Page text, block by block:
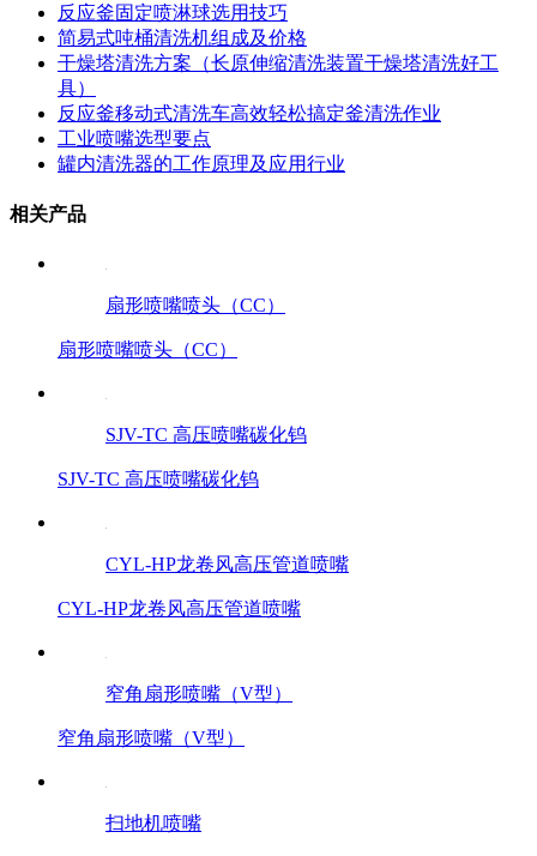
反应釜固定喷淋球选用技巧
简易式吨桶清洗机组成及价格
干燥塔清洗方案（长原伸缩清洗装置干燥塔清洗好工
具）
反应釜移动式清洗车高效轻松搞定釜清洗作业
工业喷嘴选型要点
罐内清洗器的工作原理及应用行业
相关产品
扇形喷嘴喷头（CC）
扇形喷嘴喷头（CC）
SJV-TC 高压喷嘴碳化钨
SJV-TC 高压喷嘴碳化钨
CYL-HP龙卷风高压管道喷嘴
CYL-HP龙卷风高压管道喷嘴
窄角扇形喷嘴（V型）
窄角扇形喷嘴（V型）
扫地机喷嘴